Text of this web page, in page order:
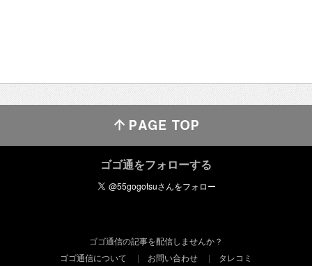
ゴゴ通をフォローする
ゴゴ通信の記事を配信しませんか？
ゴゴ通信について
お問い合わせ タレコミ